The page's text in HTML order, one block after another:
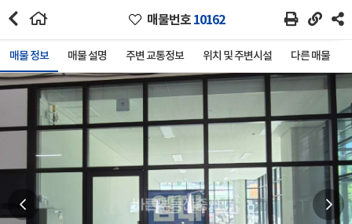
매물번호10162
매물 정보 매물 설명 주변 교통정보 위치 및 주변시설 다른 매물